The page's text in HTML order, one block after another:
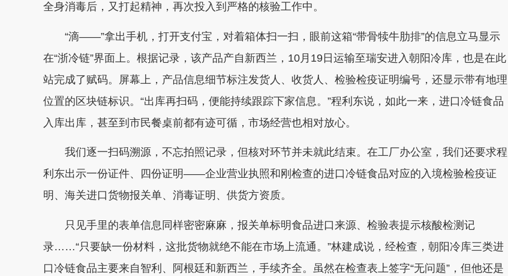
全身消毒后，又打起精神，再次投入到严格的核验工作中。
“滴——”拿出手机，打开支付宝，对着箱体扫一扫，眼前这箱“带骨犊牛肋排”的信息立马显示
在“浙冷链”界面上。根据记录，该产品产自新西兰，10月19日运输至瑞安进入朝阳冷库，也是在此
站完成了赋码。屏幕上，产品信息细节标注发货人、收货人、检验检疫证明编号，还显示带有地理
位置的区块链标识。“出库再扫码，便能持续跟踪下家信息。”程利东说，如此一来，进口冷链食品
入库出库，甚至到市民餐桌前都有迹可循，市场经营也相对放心。
我们逐一扫码溯源，不忘拍照记录，但核对环节并未就此结束。在工厂办公室，我们还要求程
利东出示一份证件、四份证明——企业营业执照和刚检查的进口冷链食品对应的入境检验检疫证
明、海关进口货物报关单、消毒证明、供货方资质。
只见手里的表单信息同样密密麻麻，报关单标明食品进口来源、检验表提示核酸检测记
录……“只要缺一份材料，这批货物就绝不能在市场上流通。”林建成说，经检查，朝阳冷库三类进
口冷链食品主要来自智利、阿根廷和新西兰，手续齐全。虽然在检查表上签字“无问题”，但他还是